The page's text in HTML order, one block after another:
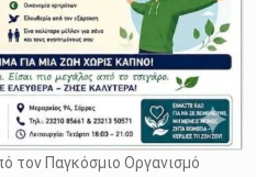
τον Παγκόσμιο Οργανισμό